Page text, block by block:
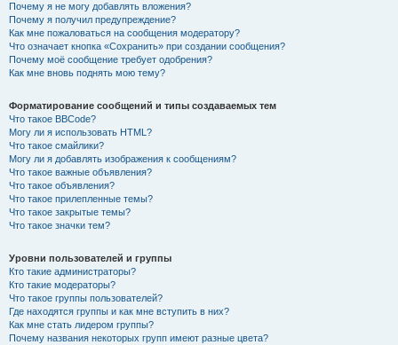
Почему я не могу добавлять вложения?
Почему я получил предупреждение?
Как мне пожаловаться на сообщения модератору?
Что означает кнопка «Сохранить» при создании сообщения?
Почему моё сообщение требует одобрения?
Как мне вновь поднять мою тему?
Форматирование сообщений и типы создаваемых тем
Что такое BBCode?
Могу ли я использовать HTML?
Что такое смайлики?
Могу ли я добавлять изображения к сообщениям?
Что такое важные объявления?
Что такое объявления?
Что такое прилепленные темы?
Что такое закрытые темы?
Что такое значки тем?
Уровни пользователей и группы
Кто такие администраторы?
Кто такие модераторы?
Что такое группы пользователей?
Где находятся группы и как мне вступить в них?
Как мне стать лидером группы?
Почему названия некоторых групп имеют разные цвета?